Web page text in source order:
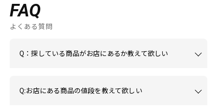
FAQ
よくある質問
Q：探している商品がお店にあるか教えて欲しい
Q:お店にある商品の値段を教えて欲しい